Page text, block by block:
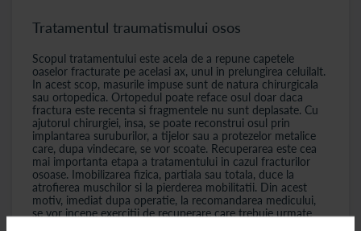
Tratamentul traumatismului osos
Scopul tratamentului este acela de a repune capetele
oaselor fracturate pe acelasi ax, unul in prelungirea celuilalt.
In acest scop, masurile impuse sunt de natura chirurgicala
sau ortopedica. Ortopedul poate reface osul doar daca
fractura este recenta si fragmentele nu sunt deplasate. Cu
ajutorul chirurgiei, insa, se poate reconstrui osul prin
implantarea suruburilor, a tijelor sau a protezelor metalice
care, dupa vindecare, se vor scoate. Recuperarea este cea
mai importanta etapa a tratamentului in cazul fracturilor
osoase. Imobilizarea fizica, partiala sau totala, duce la
atrofierea muschilor si la pierderea mobilitatii. Din acest
motiv, imediat dupa operatie, la recomandarea medicului,
se vor incepe exercitii de recuperare care trebuie urmate